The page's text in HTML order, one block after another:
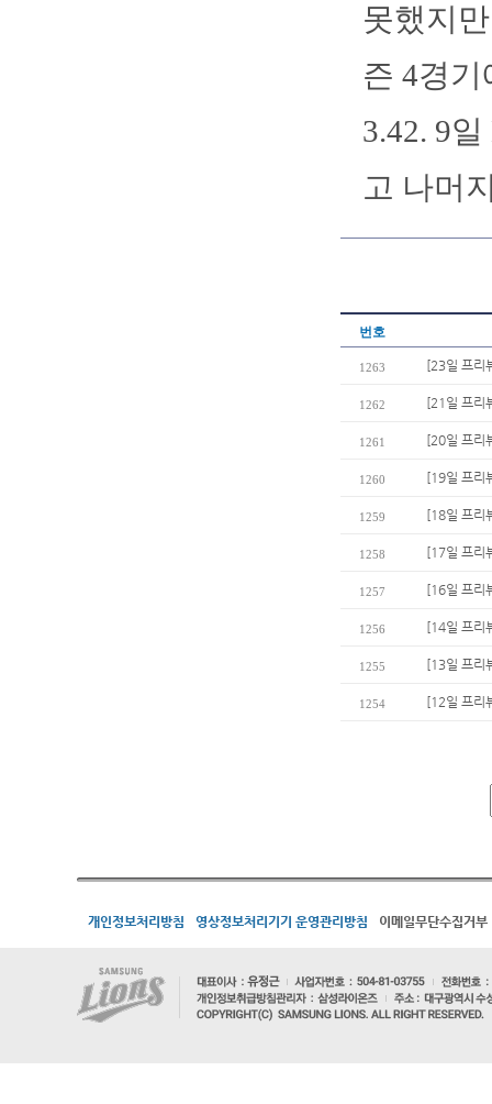
못했지
즌 4경
3.42. 9
고 나머
번호
1263 [23일 프리
1262 [21일 프리
1261 [20일 프리
1260 [19일 프리
1259 [18일 프리
1258 [17일 프리
1257 [16일 프리
1256 [14일 프리
1255 [13일 프리
1254 [12일 프리
개인정보처리방침 영상정보처리기기 운영관리방침 이메일무단수집거부